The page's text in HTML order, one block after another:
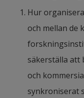
Hydrogen
one technology
energy, support
technology in
In 2018, China’s
Hur
och mellan de
säkerställa att
och
synkroniserat